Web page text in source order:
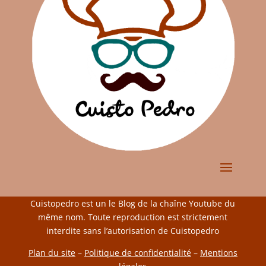
Cuistopedro est un le Blog de la chaîne Youtube du
même nom. Toute reproduction est strictement
interdite sans l’autorisation de Cuistopedro
Plan du site– Politique de confidentialité– Mentions